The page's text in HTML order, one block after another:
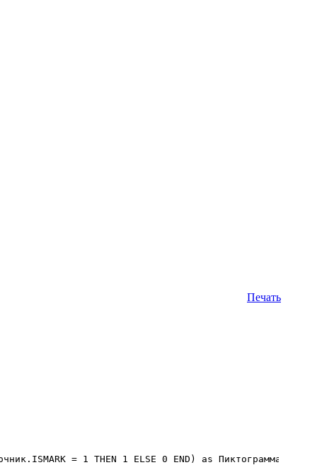
Печать
= 1 THEN 1 ELSE 0 END) as Пиктограмма,